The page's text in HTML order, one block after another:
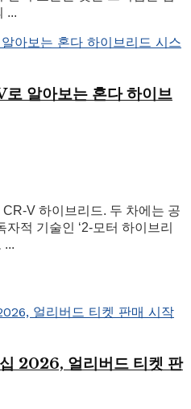
...
알아보는 혼다 하이브
V 하이브리드. 두 차에는 공
적 기술인 ‘2-모터 하이브리
...
2026, 얼리버드 티켓 판